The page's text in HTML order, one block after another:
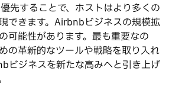
先することで、ホストはより多くの
できます。Airbnbビジネスの規模拡
可能性があります。最も重要なの
の革新的なツールや戦略を取り入れ
ビジネスを新たな高みへと引き上げ